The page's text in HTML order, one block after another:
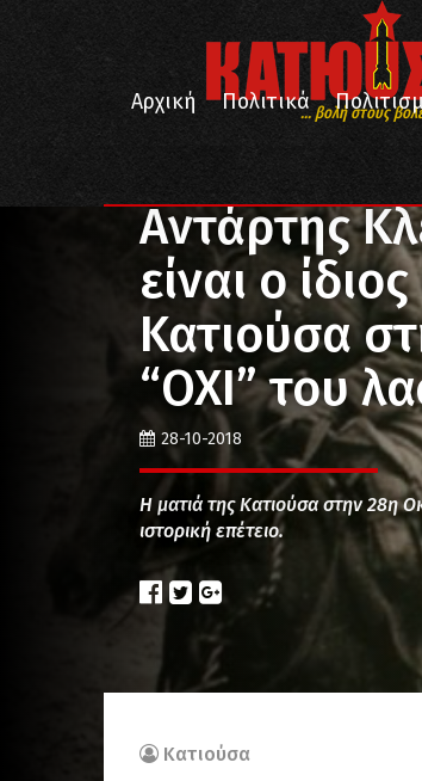
... βολή στους
Αρχική
Πολιτικά
Ιστορία Αντάρτης
Αντάρτης
είναι ο
Κατιούσα
“ΟΧΙ” του
28-10-2018
Η ματιά της Κατιούσα στην 28η
ιστορική επέτειο.
Κατιούσα